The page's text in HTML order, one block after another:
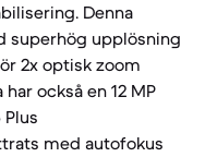
Denna
superhög upplösning
2x optisk zoom
också en 12 MP
med autofokus